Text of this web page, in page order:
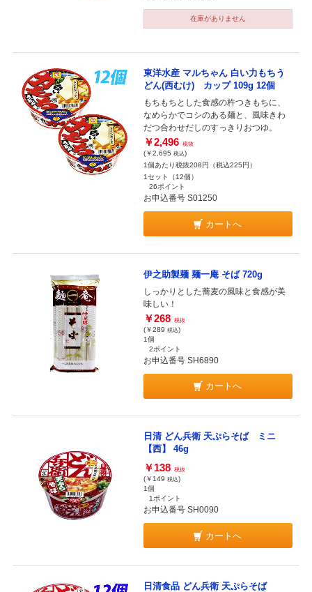
在庫がありません
東洋水産 マルちゃん 白い力もちう
どん(西むけ) カップ 109g 12個
もちもちとした食感の杵つきもちに、
なめらかでコシのある麺と、風味きわ
だつ合わせだしのすっきりおつゆ。
￥2,496 税抜
(￥2,695 税込)
1個あたり税抜208円（税込225円）
1セット（12個）
26ポイント
お申込番号 S01250
カートへ
伊之助製麺 麺一庵 そば 720g
しっかりとした蕎麦の風味と食感が美
味しい！
￥268 税抜
(￥289 税込)
1個
2ポイント
お申込番号 SH6890
カートへ
日清 どん兵衛 天ぷらそば ミニ
【西】 46g
￥138 税抜
(￥149 税込)
1個
1ポイント
お申込番号 SH0090
カートへ
日清食品 どん兵衛 天ぷらそば